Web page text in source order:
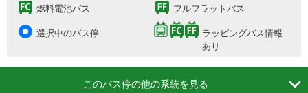
燃料電池バス フルフラットバス
選択中のバス停
ラッピングバス情報
あり
このバス停の他の系統を見る 